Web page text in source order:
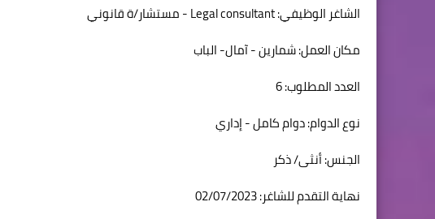
الشاغر الوظيفي: Legal consultant - مستشار/ة قانوني
مكان العمل: شمارين - آمال- الباب
العدد المطلوب: 6
نوع الدوام: دوام كامل - إداري
الجنس: أنثى/ ذكر
نهاية التقدم للشاغر: 02/07/2023